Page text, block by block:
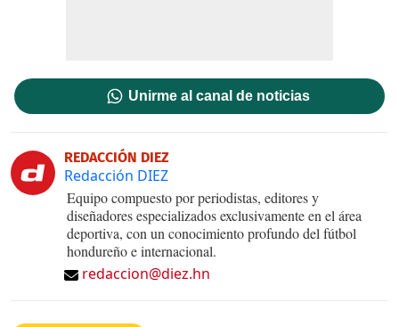
Unirme al canal de noticias
REDACCIÓN DIEZ
Redacción DIEZ
Equipo compuesto por periodistas, editores y
diseñadores especializados exclusivamente en el área
deportiva, con un conocimiento profundo del fútbol
hondureño e internacional.
redaccion@diez.hn